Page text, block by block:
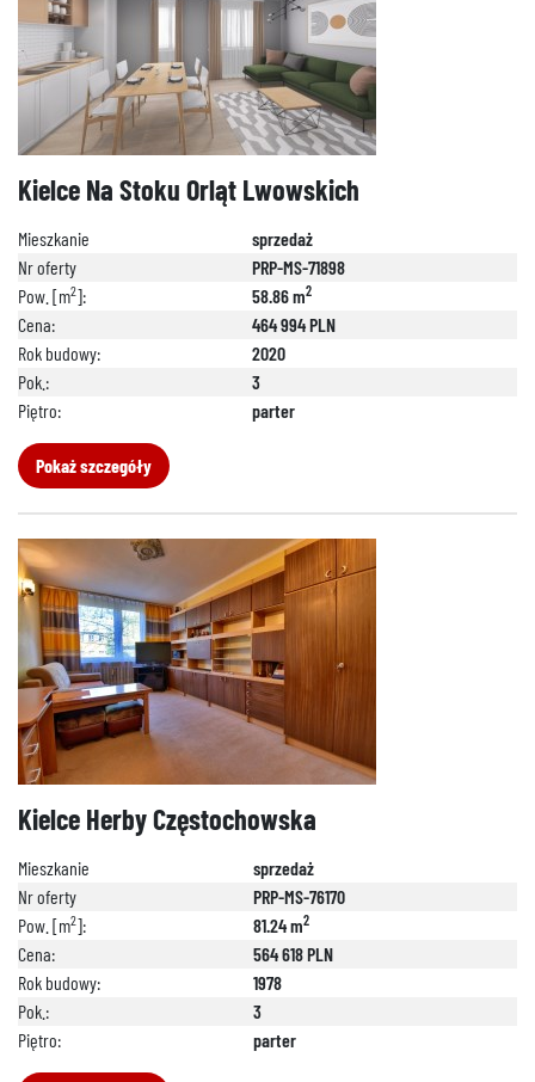
Kielce Na Stoku Orląt Lwowskich
Mieszkanie
sprzedaż
Nr oferty
PRP-MS-71898
Pow. [m2]: 58.86 m2
Cena:
464 994 PLN
Rok budowy:
2020
Pok.:
3
Piętro:
parter
Pokaż szczegóły
Kielce Herby Częstochowska
Mieszkanie
sprzedaż
Nr oferty
PRP-MS-76170
Pow. [m2]: 81.24 m2
Cena:
564 618 PLN
Rok budowy:
1978
Pok.:
3
Piętro:
parter